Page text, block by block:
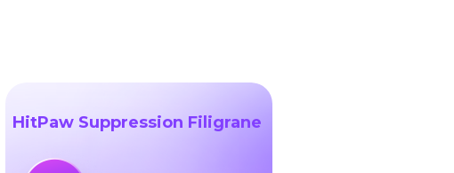
HitPaw Suppression Filigrane